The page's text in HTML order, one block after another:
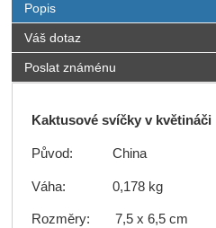
Popis
Váš dotaz
Poslat známénu
Kaktusové svíčky v
Původ: China
Váha: 0,178 kg
Rozměry: 7,5 x 6,5 cm